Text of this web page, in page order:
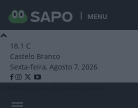
MENU
18.1 C
Castelo Branco
Sexta-feira, Agosto 7, 2026